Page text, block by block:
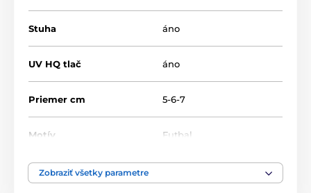
Stuha áno
UV HQ tlač áno
Priemer cm 5-6-7
Motív Futbal
Produktový rad
Zobraziť všetky parametre